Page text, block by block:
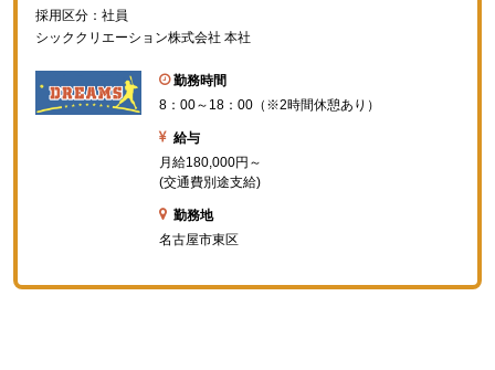
採用区分：社員
シッククリエーション株式会社 本社
勤務時間
8：00～18：00（※2時間休憩あり）
給与
月給180,000円～
(交通費別途支給)
勤務地
名古屋市東区